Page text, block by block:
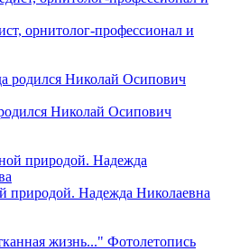
орнитолог-профессионал и
Николай Осипович
природой. Надежда Николаевна